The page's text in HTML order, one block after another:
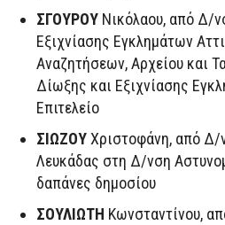
ΣΓΟΥΡΟΥ Νικόλαου, από Δ/
Εξιχνίασης Εγκλημάτων
Αναζητήσεων, Αρχείου και
Δίωξης και Εξιχνίασης
Επιτελείο
ΣΙΩΖΟΥΧριστοφάνη, από Δ/
Λευκάδας στη Δ/νση
δαπάνες δημοσίου
ΣΟΥΛΙΩΤΗ Κωνσταντίνου,